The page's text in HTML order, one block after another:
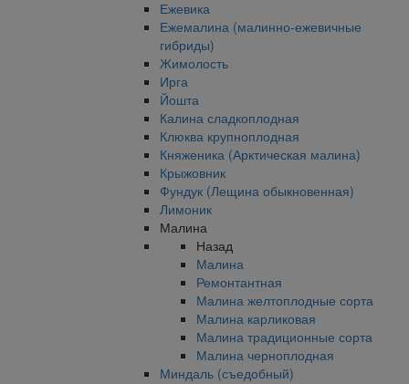
Ежевика
Ежемалина (малинно-ежевичные
гибриды)
Жимолость
Ирга
Йошта
Калина сладкоплодная
Клюква крупноплодная
Княженика (Арктическая малина)
Крыжовник
Фундук (Лещина обыкновенная)
Лимоник
Малина
Назад
Малина
Ремонтантная
Малина желтоплодные сорта
Малина карликовая
Малина традиционные сорта
Малина черноплодная
Миндаль (съедобный)